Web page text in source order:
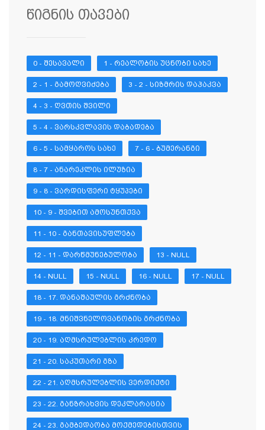
წიგნის თავები
0 - ᲨᲔᲡᲐᲕᲐᲚᲘ 1 - ᲠᲔᲐᲚᲝᲑᲘᲡ ᲣᲪᲜᲝᲑᲘ ᲡᲐᲮᲔ
2 - 1 - ᲒᲐᲛᲝᲦᲕᲘᲫᲔᲑᲐ 3 - 2 - ᲡᲘᲖᲛᲠᲘᲡ ᲓᲐᲰᲐᲙᲕᲐ
4 - 3 - ᲦᲕᲗᲘᲡ ᲨᲕᲘᲚᲘ
5 - 4 - ᲕᲐᲠᲡᲙᲕᲚᲐᲕᲘᲡ ᲓᲐᲑᲐᲓᲔᲑᲐ
6 - 5 - ᲡᲐᲛᲧᲐᲠᲝᲡ ᲡᲐᲮᲔ 7 - 6 - ᲑᲣᲛᲔᲠᲐᲜᲒᲘ
8 - 7 - ᲐᲜᲐᲠᲔᲙᲚᲘᲡ ᲘᲚᲣᲖᲘᲐ
9 - 8 - ᲕᲐᲠᲓᲘᲡᲤᲔᲠᲘ ᲢᲧᲣᲞᲔᲑᲘ
10 - 9 - ᲨᲕᲔᲑᲘᲗ ᲐᲛᲝᲡᲣᲜᲗᲥᲕᲐ
11 - 10 - ᲒᲐᲜᲗᲐᲕᲘᲡᲣᲤᲚᲔᲑᲐ
12 - 11 - ᲓᲐᲠᲬᲛᲣᲜᲔᲑᲣᲚᲝᲑᲐ 13 - NULL
14 - NULL 15 - NULL 16 - NULL 17 - NULL
18 - 17. ᲓᲐᲜᲐᲨᲐᲣᲚᲘᲡ ᲒᲠᲫᲜᲝᲑᲐ
19 - 18. ᲛᲜᲘᲨᲕᲜᲔᲚᲝᲕᲐᲜᲝᲑᲘᲡ ᲒᲠᲫᲜᲝᲑᲐ
20 - 19. ᲐᲦᲛᲡᲠᲣᲚᲔᲑᲚᲘᲡ ᲙᲠᲔᲓᲝ
21 - 20. ᲡᲐᲙᲣᲗᲐᲠᲘ ᲒᲖᲐ
22 - 21. ᲐᲦᲛᲡᲠᲣᲚᲔᲑᲚᲘᲡ ᲕᲔᲠᲓᲘᲥᲢᲘ
23 - 22. ᲒᲐᲜᲖᲠᲐᲮᲕᲘᲡ ᲓᲔᲙᲚᲐᲠᲐᲪᲘᲐ
24 - 23. ᲒᲐᲛᲑᲔᲓᲐᲝᲑᲐ ᲛᲝᲥᲛᲔᲓᲔᲑᲘᲡᲗᲕᲘᲡ